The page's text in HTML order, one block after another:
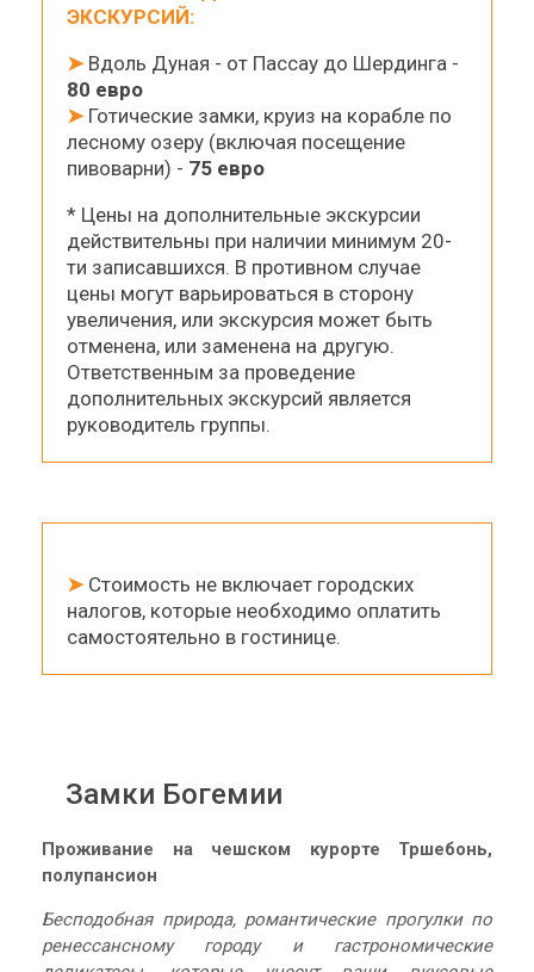
ЭКСКУРСИЙ:
➤Вдоль Дуная - от Пассау до Шердинга -
80 евро
➤Готические замки, круиз на корабле по
лесному озеру (включая посещение
пивоварни) - 75 евро
* Цены на дополнительные экскурсии
действительны при наличии минимум 20-
ти записавшихся. В противном случае
цены могут варьироваться в сторону
увеличения, или экскурсия может быть
отменена, или заменена на другую.
Ответственным за проведение
дополнительных экскурсий является
руководитель группы.
➤Стоимость не включает городских
налогов, которые необходимо оплатить
самостоятельно в гостинице.
Замки Богемии
Проживание на чешском курорте Тршебонь,
полупансион
Бесподобная природа, романтические прогулки по
ренессансному городу и гастрономические